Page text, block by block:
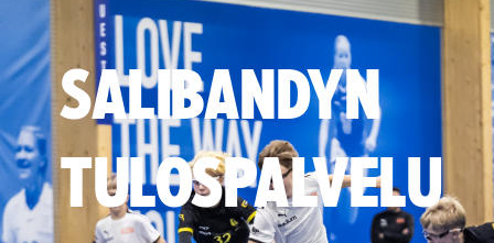
SALIBANDYN
TULOSPALVELU